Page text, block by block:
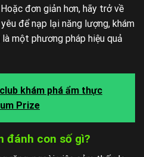
đơn giản hơn, hãy trở về
để nạp lại năng lượng, khám
một phương pháp hiệu quả
khám phá ẩm thực
Prize
đánh con số gì?